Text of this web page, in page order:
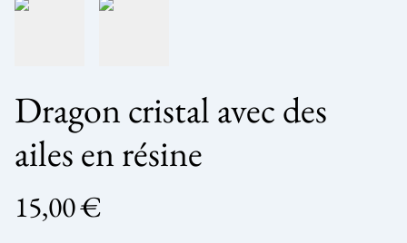
Dragon cristal avec des
ailes en résine
15,00 €